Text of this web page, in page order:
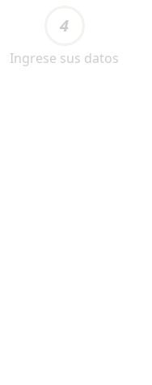
4
Ingrese sus datos